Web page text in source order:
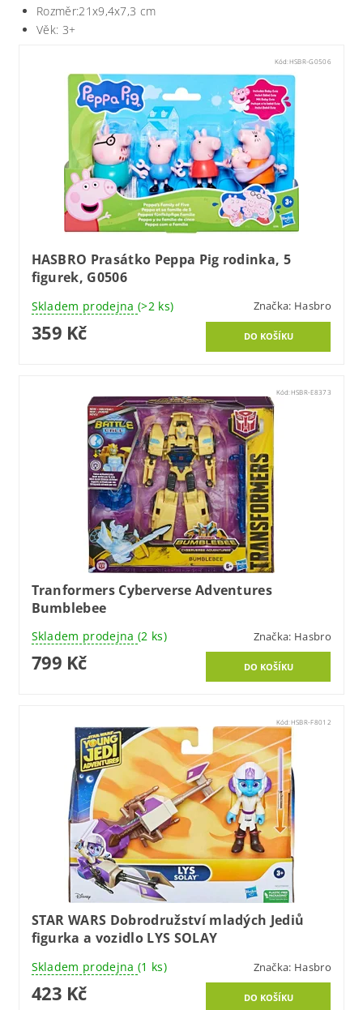
Rozměr:21x9,4x7,3 cm
Věk: 3+
Kód: HSBR-G0506
HASBRO Prasátko Peppa Pig rodinka, 5
figurek, G0506
Skladem prodejna (>2 ks) Značka: Hasbro
359 Kč
Kód: HSBR-E8373
Tranformers Cyberverse Adventures
Bumblebee
Skladem prodejna (2 ks) Značka: Hasbro
799 Kč
Kód:HSBR-F8012
STAR WARS Dobrodružství mladých Jediů
figurka a vozidlo LYS SOLAY
Skladem prodejna (1 ks) Značka: Hasbro
423 Kč